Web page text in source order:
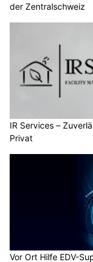
der Zentralschweiz
IR Services –
Privat
Vor Ort Hilfe EDV-